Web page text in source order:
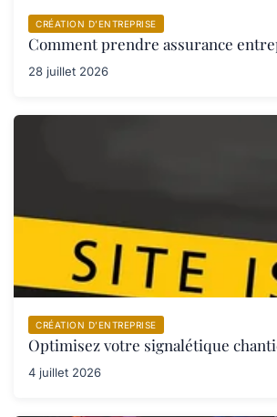
CRÉATION D’ENTREPRISE
Comment prendre assurance
28 juillet 2026
CRÉATION D’ENTREPRISE
Optimisez votre signalétique
4 juillet 2026